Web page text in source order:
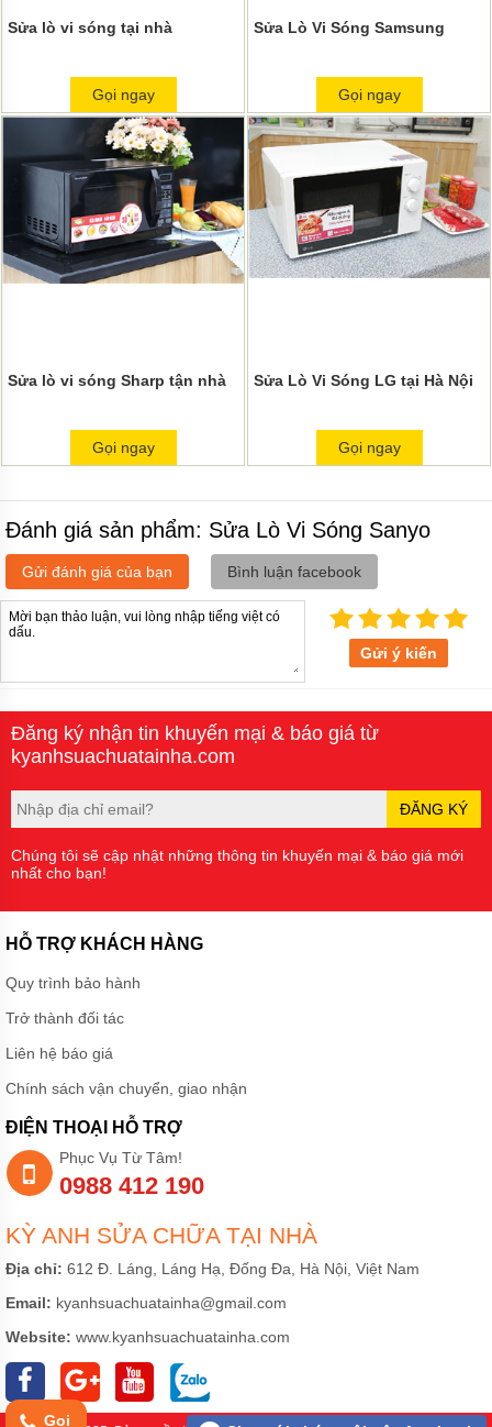
Sửa lò vi sóng tại nhà
Gọi ngay
Sửa Lò Vi Sóng Samsung
Gọi ngay
Sửa lò vi sóng Sharp tận nhà
Gọi ngay
Sửa Lò Vi Sóng LG tại Hà Nội
Gọi ngay
Đánh giá sản phẩm: Sửa Lò Vi Sóng Sanyo
Gửi đánh giá của bạn Bình luận facebook
Gửi ý kiến
Đăng ký nhận tin khuyến mại & báo giá từ
kyanhsuachuatainha.com
ĐĂNG KÝ
Chúng tôi sẽ cập nhật những thông tin khuyến mại & báo giá mới
nhất cho bạn!
HỖ TRỢ KHÁCH HÀNG
Quy trình bảo hành
Trở thành đối tác
Liên hệ báo giá
Chính sách vận chuyển, giao nhận
ĐIỆN THOẠI HỖ TRỢ
Phục Vụ Từ Tâm!
0988 412 190
KỲ ANH SỬA CHỮA TẠI NHÀ
Địa chỉ: 612 Đ. Láng, Láng Hạ, Đống Đa, Hà Nội, Việt Nam
Email: kyanhsuachuatainha@gmail.com
Website: www.kyanhsuachuatainha.com
Gọi